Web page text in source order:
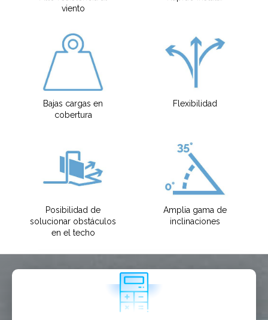
viento
Bajas cargas en
cobertura
Flexibilidad
Posibilidad de
solucionar obstáculos
en el techo
Amplia gama de
inclinaciones
¿QUÉ HACES?*